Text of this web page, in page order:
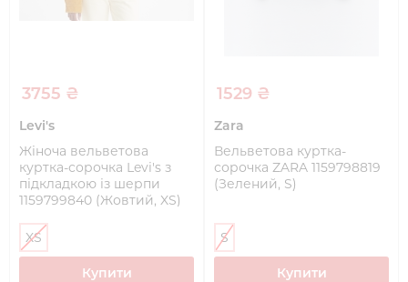
3755 ₴
Levi's
Жіноча вельветова
куртка-сорочка Levi's з
підкладкою із шерпи
1159799840 (Жовтий, XS)
XS
Купити
1529 ₴
Zara
Вельветова куртка-
сорочка ZARA 1159798819
(Зелений, S)
S
Купити